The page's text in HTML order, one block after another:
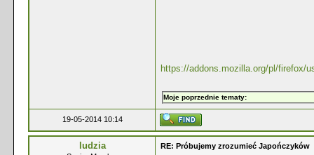
https://addons.mozilla.org/pl/firefox/
Moje poprzednie tematy:
19-05-2014 10:14
ludzia RE: Próbujemy zrozumieć Japończyków